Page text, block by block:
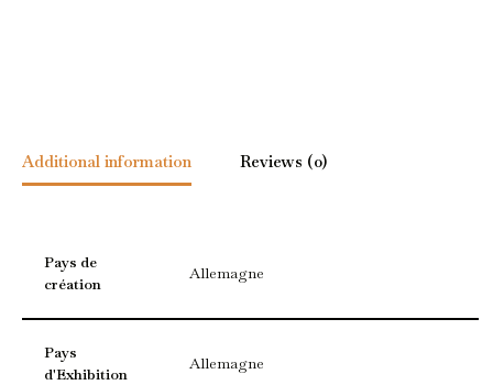
Additional information Reviews (0)
Pays de
création
Allemagne
Pays
d'Exhibition
Allemagne